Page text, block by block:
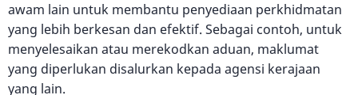
awam lain untuk membantu penyediaan perkhidmatan
yang lebih berkesan dan efektif. Sebagai contoh, untuk
menyelesaikan atau merekodkan aduan, maklumat
yang diperlukan disalurkan kepada agensi kerajaan
yang lain.